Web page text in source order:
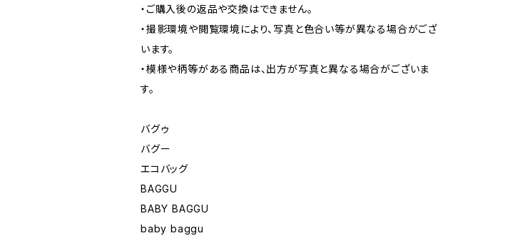
・ご購入後の返品や交換はできません。
・撮影環境や閲覧環境により、写真と色合い等が異なる場合がござ
います。
・模様や柄等がある商品は、出方が写真と異なる場合がございま
す。
バグゥ
バグー
エコバッグ
BAGGU
BABY BAGGU
baby baggu